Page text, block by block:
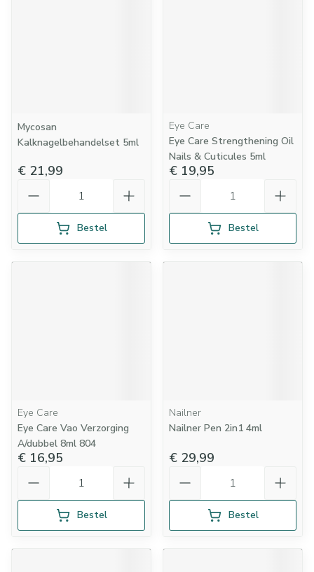
Mycosan
Kalknagelbehandelset 5ml
€ 21,99
Bestel
Eye Care
Eye Care Strengthening Oil
Nails & Cuticules 5ml
€ 19,95
Bestel
Eye Care
Eye Care Vao Verzorging
A/dubbel 8ml 804
€ 16,95
Bestel
Nailner
Nailner Pen 2in1 4ml
€ 29,99
Bestel